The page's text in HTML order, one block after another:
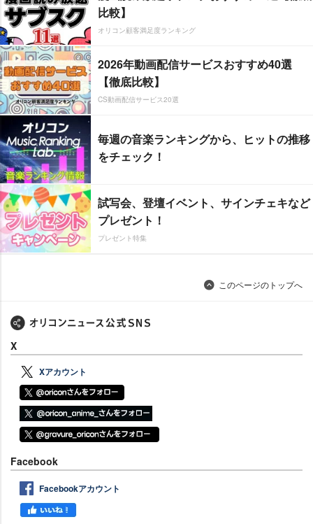
比較】
オリコン顧客満足度ランキング
2026年動画配信サービスおすすめ40選
【徹底比較】
CS動画配信サービス20選
毎週の音楽ランキングから、ヒットの推移
をチェック！
試写会、登壇イベント、サインチェキなど
プレゼント！
プレゼント特集
このページのトップへ
X
Xアカウント
Facebook
Facebookアカウント